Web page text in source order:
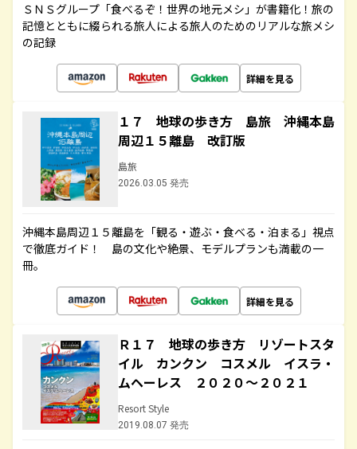
ＳＮＳグループ「食べるぞ！世界の地元メシ」が書籍化！旅の
記憶とともに綴られる旅人による旅人のためのリアルな旅メシ
の記録
詳細を見る
１７ 地球の歩き方 島旅 沖縄本島
周辺１５離島 改訂版
島旅
2026.03.05 発売
沖縄本島周辺１５離島を「観る・遊ぶ・食べる・泊まる」視点
で徹底ガイド！ 島の文化や絶景、モデルプランも満載の一
冊。
詳細を見る
Ｒ１７ 地球の歩き方 リゾートスタ
イル カンクン コスメル イスラ・
ムヘーレス ２０２０～２０２１
Resort Style
2019.08.07 発売